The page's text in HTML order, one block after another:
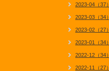
2023-04（37）
2023-03（34）
2023-02（27）
2023-01（34）
2022-12（34）
2022-11（27）